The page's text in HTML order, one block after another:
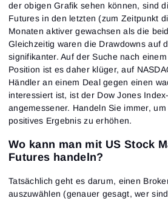
der obigen Grafik sehen können, sind
Futures in den letzten (zum Zeitpunkt
Monaten aktiver gewachsen als die
Gleichzeitig waren die Drawdowns auf
signifikanter. Auf der Suche nach
Position ist es daher klüger, auf
Händler an einem Deal gegen einen
interessiert ist, ist der Dow Jones
angemessener. Handeln Sie immer,
positives Ergebnis zu erhöhen.
Wo kann man mit US Stock
Futures handeln?
Tatsächlich geht es darum, einen
auszuwählen (genauer gesagt, wer